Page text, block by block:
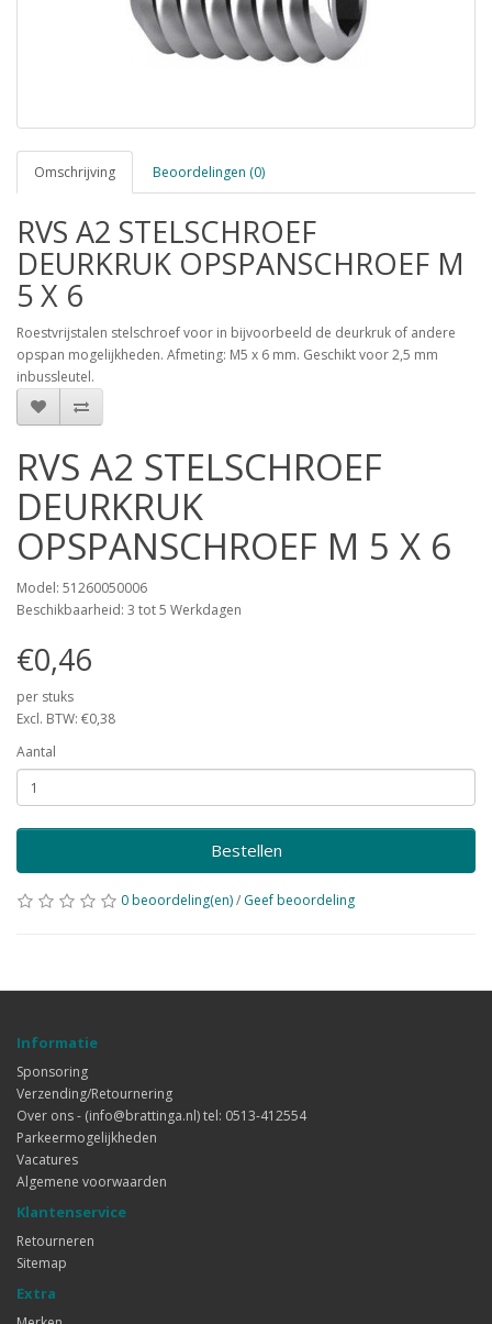
Omschrijving Beoordelingen (0)
RVS A2 STELSCHROEF
DEURKRUK OPSPANSCHROEF M
5 X 6
Roestvrijstalen stelschroef voor in bijvoorbeeld de deurkruk of andere
opspan mogelijkheden. Afmeting: M5 x 6 mm. Geschikt voor 2,5 mm
inbussleutel.
RVS A2 STELSCHROEF
DEURKRUK
OPSPANSCHROEF M 5 X 6
Model: 51260050006
Beschikbaarheid: 3 tot 5 Werkdagen
€0,46
per stuks
Excl. BTW: €0,38
Aantal
Bestellen
0 beoordeling(en)/ Geef beoordeling
Informatie
Sponsoring
Verzending/Retournering
Over ons - (info@brattinga.nl) tel: 0513-412554
Parkeermogelijkheden
Vacatures
Algemene voorwaarden
Klantenservice
Retourneren
Sitemap
Extra